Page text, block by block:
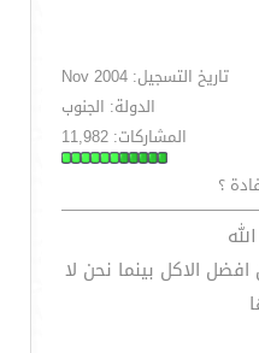
تاريخ التسجيل: Nov 2004
الدولة: الجنوب
المشاركات: 11,982
؟
الاكل بينما نحن لا